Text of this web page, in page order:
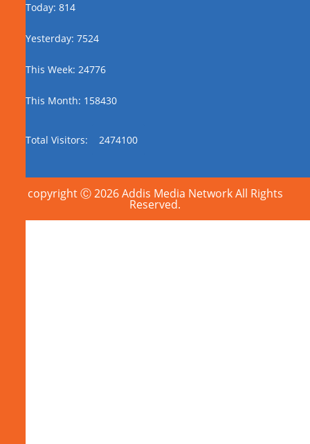
Today: 814
Yesterday: 7524
This Week: 24776
This Month: 158430
Total Visitors: 2474100
copyright Ⓒ 2026 Addis Media Network All Rights
Reserved.